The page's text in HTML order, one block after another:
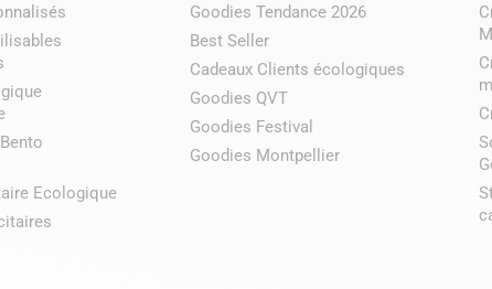
Ecologique
Goodies Tendance 2026
Best Seller
Cadeaux Clients écologiques
Goodies QVT
Goodies Festival
Goodies Montpellier